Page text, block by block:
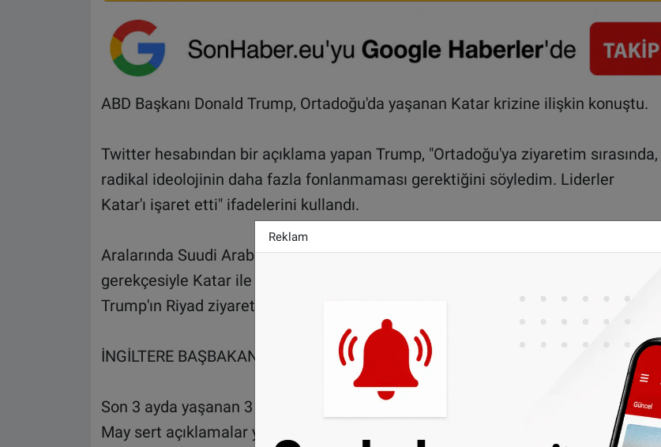
ABD Başkanı Donald Trump, Ortadoğu'da yaşanan Katar krizine ilişkin konuştu.
Twitter hesabından bir açıklama yapan Trump, "Ortadoğu'ya ziyaretim sırasında,
radikal ideolojinin daha fazla fonlanmaması gerektiğini söyledim. Liderler
Katar'ı işaret etti" ifadelerini kullandı.
Aralarında Suudi Arabistan ve Mısır'ın da olduğu 6 ülke, terörizme destek verdiği
gerekçesiyle Katar ile olan ilişkilerini kestiklerini açıklamış, bu kararın ardında
Trump'ın Riyad ziyaretinin olduğu iddia edilmişti.
İNGİLTERE BAŞBAKANI THERESA MAY'DEN TERÖR AÇIKLAMASI
Son 3 ayda yaşanan 3 terör saldırısıyla sarsılan İngiltere'de Başbakan Theresa
May sert açıklamalar yaptı. May, "Terörün finansmanından sorumlu olanlarla
Reklam